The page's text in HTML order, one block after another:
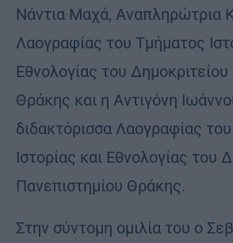
Νάντια Μαχά, Αναπληρώτρια
Λαογραφίας του Τμήματος
Εθνολογίας του
Θράκης και η Αντιγόνη
διδακτόρισσα Λαογραφίας
Ιστορίας και Εθνολογίας του
Πανεπιστημίου Θράκης.
Στην σύντομη ομιλία του ο